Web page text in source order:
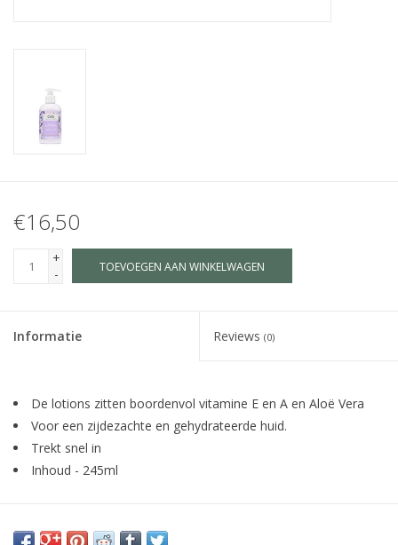
€16,50
+
-
TOEVOEGEN AAN WINKELWAGEN
Informatie Reviews (0)
De lotions zitten boordenvol vitamine E en A en Aloë Vera
Voor een zijdezachte en gehydrateerde huid.
Trekt snel in
Inhoud - 245ml